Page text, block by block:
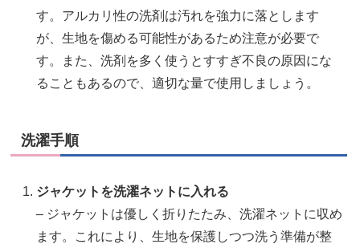
す。アルカリ性の洗剤は汚れを強力に落とします
が、生地を傷める可能性があるため注意が必要で
す。また、洗剤を多く使うとすすぎ不良の原因にな
ることもあるので、適切な量で使用しましょう。
洗濯手順
ジャケットを洗濯ネットに入れる
– ジャケットは優しく折りたたみ、洗濯ネットに収め
ます。これにより、生地を保護しつつ洗う準備が整